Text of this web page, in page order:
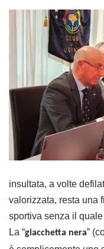
insultata, a volte
valorizzata, resta una
sportiva senza il
La “giacchetta nera”